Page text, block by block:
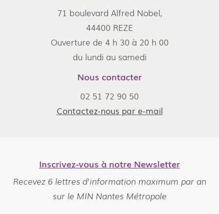
71 boulevard Alfred Nobel,
44400 REZE
Ouverture de 4 h 30 à 20 h 00
du lundi au samedi
Nous contacter
02 51 72 90 50
Contactez-nous par e-mail
Inscrivez-vous à notre Newsletter
Recevez 6 lettres d’information maximum par an
sur le MIN Nantes Métropole